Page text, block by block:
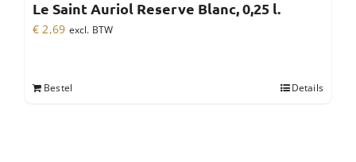
Le Saint Auriol Reserve Blanc, 0,25 l.
€ 2,69 excl. BTW
Bestel Details